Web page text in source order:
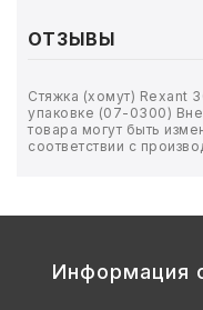
ШКОЛА
ПРОДУКТЫ ПИТАНИЯ
ОТЗЫВЫ
Стяжка (хомут) Rexant
упаковке (07-0300)
товара могут быть
соответствии с
Информация